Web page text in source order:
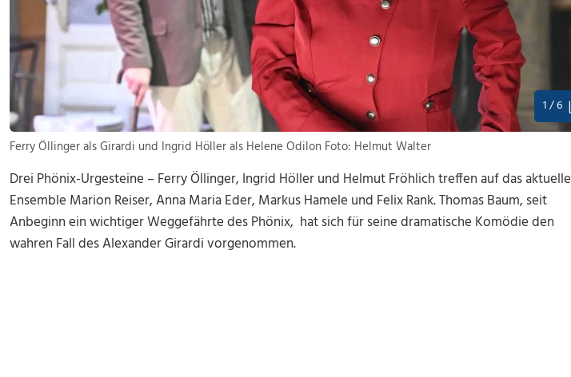
1 / 6
Ferry Öllinger als Girardi und Ingrid Höller als Helene Odilon Foto: Helmut Walter
Drei Phönix-Urgesteine – Ferry Öllinger, Ingrid Höller und Helmut Fröhlich treffen auf das aktuelle
Ensemble Marion Reiser, Anna Maria Eder, Markus Hamele und Felix Rank. Thomas Baum, seit
Anbeginn ein wichtiger Weggefährte des Phönix, hat sich für seine dramatische Komödie den
wahren Fall des Alexander Girardi vorgenommen.